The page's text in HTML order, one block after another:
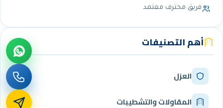
فريق محترف معتمد
أهم التصنيفات
العزل 341
المقاولات والتشطيبات 290